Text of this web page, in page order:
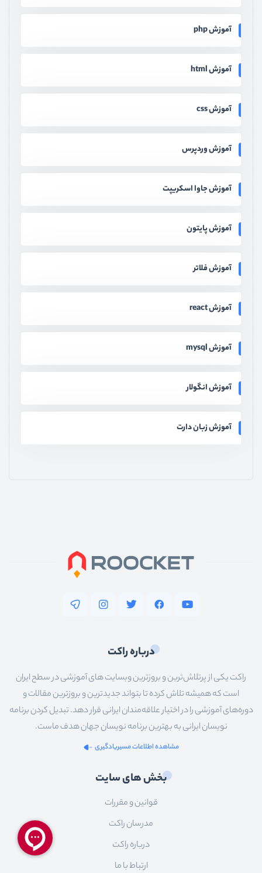
آموزش php
آموزش html
آموزش css
آموزش وردپرس
آموزش جاوا اسکریپت
آموزش پایتون
آموزش فلاتر
آموزش react
آموزش mysql
آموزش انگولار
آموزش زبان دارت
درباره راکت
راکت یکی از پرتلاش‌ترین و بروزترین وبسایت های آموزشی در سطح ایران
است که همیشه تلاش کرده تا بتواند جدیدترین و بروزترین مقالات و
دوره‌های آموزشی را در اختیار علاقه‌مندان ایرانی قرار دهد. تبدیل کردن برنامه
نویسان ایرانی به بهترین برنامه نویسان جهان هدف ماست.
مشاهده اطلاعات مسیریادگیری
بخش های سایت
قوانین و مقررات
مدرسان راکت
درباره راکت
ارتباط با ما